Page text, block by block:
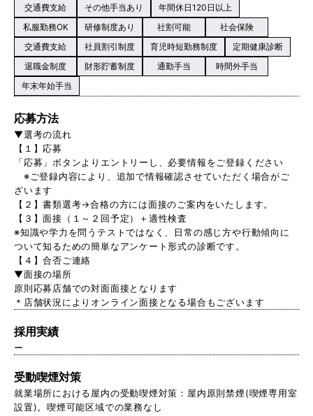
交通費支給 その他手当あり
年間休日120日以上
私服勤務OK
研修制度あり 社割可能
社会保険
交通費支給
社員割引制度 育児時短勤務制度
定期健康診断
退職金制度
財形貯蓄制度 通勤手当
時間外手当
年末年始手当
応募方法
▼選考の流れ
【１】応募
「応募」ボタンよりエントリーし、必要情報をご登録ください
※ご登録内容により、追加で情報確認させていただく場合がご
ざいます
【２】書類選考→合格の方には面接のご案内をいたします。
【３】面接（１～２回予定）＋適性検査
※知識や学力を問うテストではなく、日常の感じ方や行動傾向に
ついて知るための簡単なアンケート形式の診断です。
【４】合否ご連絡
▼面接の場所
原則応募店舗での対面面接となります
＊店舗状況によりオンライン面接となる場合もございます
採用実績
ー
受動喫煙対策
就業場所における屋内の受動喫煙対策：屋内原則禁煙(喫煙専用室
設置)。喫煙可能区域での業務なし